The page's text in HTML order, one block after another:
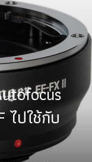
ไปใช้กับ